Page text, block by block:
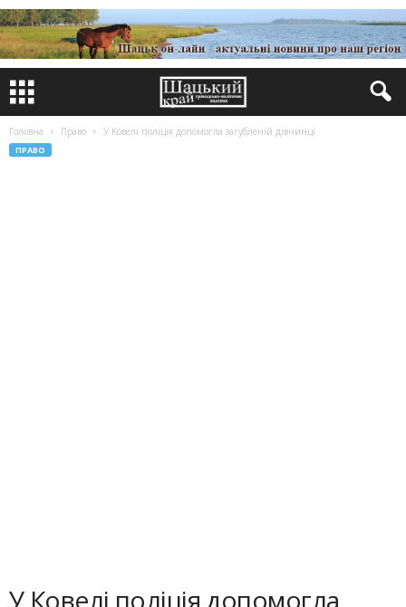
Головна Право У Ковелі поліція допомогла загубленій дівчинці
ПРАВО
У Ковелі поліція допомогла